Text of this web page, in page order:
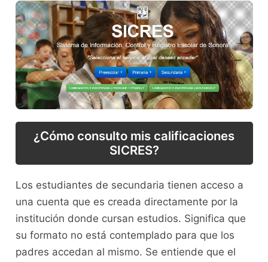
¿Cómo consulto mis calificaciones
SICRES?
Los estudiantes de secundaria tienen acceso a
una cuenta que es creada directamente por la
institución donde cursan estudios. Significa que
su formato no está contemplado para que los
padres accedan al mismo. Se entiende que el